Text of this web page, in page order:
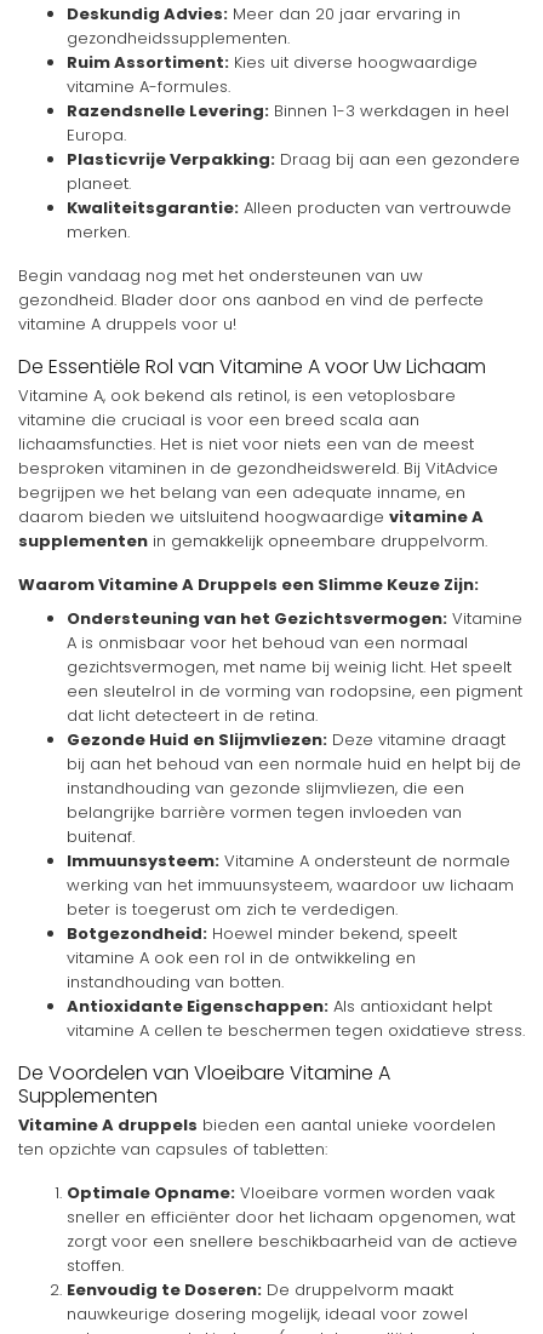
Deskundig Advies: Meer dan 20 jaar ervaring in
gezondheidssupplementen.
Ruim Assortiment: Kies uit diverse hoogwaardige
vitamine A-formules.
Razendsnelle Levering: Binnen 1-3 werkdagen in heel
Europa.
Plasticvrije Verpakking: Draag bij aan een gezondere
planeet.
Kwaliteitsgarantie: Alleen producten van vertrouwde
merken.
Begin vandaag nog met het ondersteunen van uw
gezondheid. Blader door ons aanbod en vind de perfecte
vitamine A druppels voor u!
De Essentiële Rol van Vitamine A voor Uw Lichaam
Vitamine A, ook bekend als retinol, is een vetoplosbare
vitamine die cruciaal is voor een breed scala aan
lichaamsfuncties. Het is niet voor niets een van de meest
besproken vitaminen in de gezondheidswereld. Bij VitAdvice
begrijpen we het belang van een adequate inname, en
daarom bieden we uitsluitend hoogwaardige vitamine A
supplementen in gemakkelijk opneembare druppelvorm.
Waarom Vitamine A Druppels een Slimme Keuze Zijn:
Ondersteuning van het Gezichtsvermogen: Vitamine
A is onmisbaar voor het behoud van een normaal
gezichtsvermogen, met name bij weinig licht. Het speelt
een sleutelrol in de vorming van rodopsine, een pigment
dat licht detecteert in de retina.
Gezonde Huid en Slijmvliezen: Deze vitamine draagt
bij aan het behoud van een normale huid en helpt bij de
instandhouding van gezonde slijmvliezen, die een
belangrijke barrière vormen tegen invloeden van
buitenaf.
Immuunsysteem: Vitamine A ondersteunt de normale
werking van het immuunsysteem, waardoor uw lichaam
beter is toegerust om zich te verdedigen.
Botgezondheid: Hoewel minder bekend, speelt
vitamine A ook een rol in de ontwikkeling en
instandhouding van botten.
Antioxidante Eigenschappen: Als antioxidant helpt
vitamine A cellen te beschermen tegen oxidatieve stress.
De Voordelen van Vloeibare Vitamine A
Supplementen
Vitamine A druppels bieden een aantal unieke voordelen
ten opzichte van capsules of tabletten:
Optimale Opname: Vloeibare vormen worden vaak
sneller en efficiënter door het lichaam opgenomen, wat
zorgt voor een snellere beschikbaarheid van de actieve
stoffen.
Eenvoudig te Doseren: De druppelvorm maakt
nauwkeurige dosering mogelijk, ideaal voor zowel